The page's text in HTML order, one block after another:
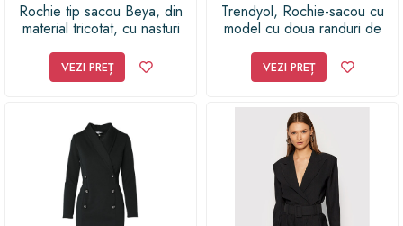
Rochie tip sacou Beya, din
material tricotat, cu nasturi
universala S-M-L
VEZI PREȚ
Trendyol, Rochie-sacou cu
model cu doua randuri de
VEZI PREȚ